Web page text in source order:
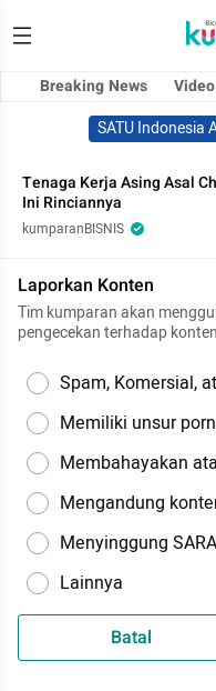
Breaking News
SATU Indonesia
Tenaga Kerja Asing Asal
Ini Rinciannya
kumparanBISNIS
Laporkan Konten
Tim kumparan akan
pengecekan terhadap
Spam, Komersial,
Memiliki unsur
Membahayakan
Mengandung
Menyinggung SARA
Lainnya
Batal